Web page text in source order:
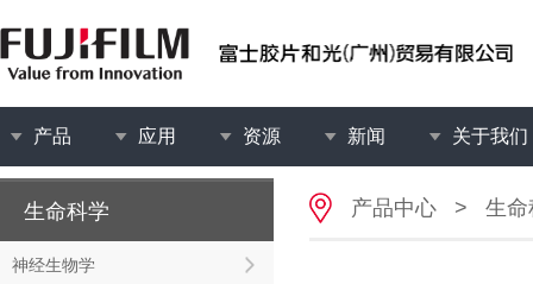
产品 应用 资源 新闻 关于我们
生命科学
神经生物学
产品中心 > 生命